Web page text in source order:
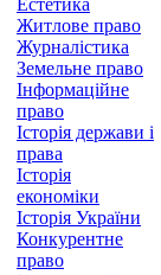
Естетика
Житлове право
Журналістика
Земельне право
Інформаційне
право
Історія держави і
права
Історія
економіки
Історія України
Конкурентне
право